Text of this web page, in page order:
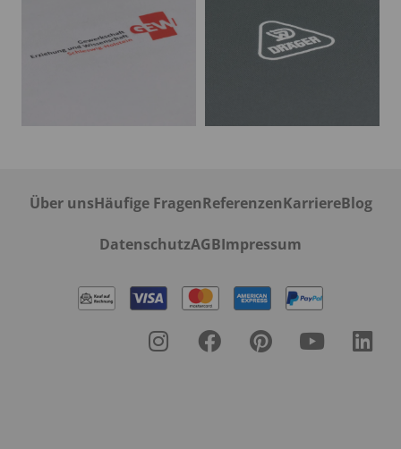
Über unsHäufige FragenReferenzenKarriereBlog
DatenschutzAGBImpressum